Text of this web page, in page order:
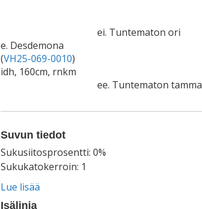
e. Desdemona
(VH25-069-0010)
idh, 160cm, rnkm
ei. Tuntematon ori
ee. Tuntematon tamma
Suvun tiedot
Sukusiitosprosentti: 0%
Sukukatokerroin: 1
Lue lisää
Isälinja